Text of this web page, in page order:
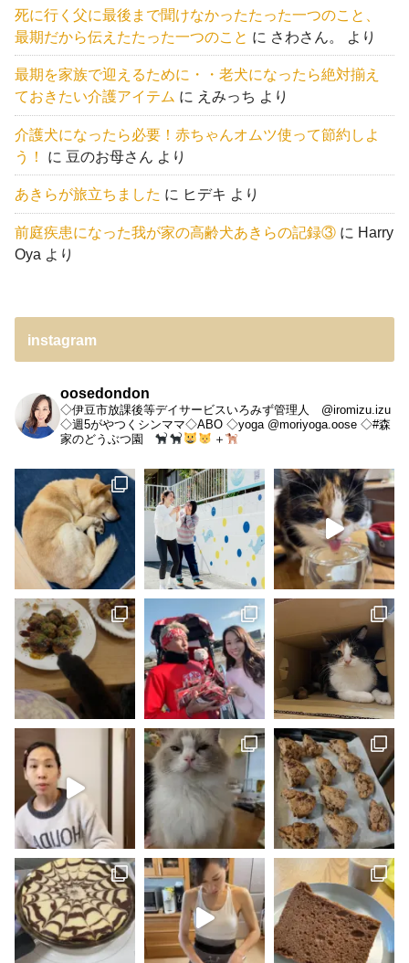
死に行く父に最後まで聞けなかったたった一つのこと、
最期だから伝えたたった一つのこと に さわさん。 より
最期を家族で迎えるために・・老犬になったら絶対揃え
ておきたい介護アイテム に えみっち より
介護犬になったら必要！赤ちゃんオムツ使って節約しよ
う！
に 豆のお母さん より
あきらが旅立ちました に ヒデキ より
前庭疾患になった我が家の高齢犬あきらの記録③ に Harry
Oya より
instagram
oosedondon
◇伊豆市放課後等デイサービスいろみず管理人 @iromizu.izu
◇週5がやつくシンママ◇ABO ◇yoga @moriyoga.oose ◇#森
家のどうぶつ園
＋